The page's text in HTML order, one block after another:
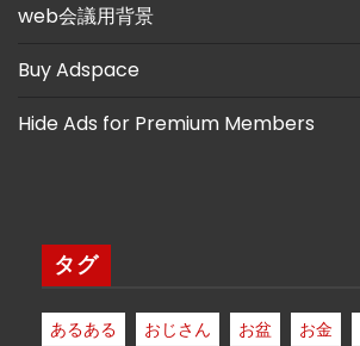
web会議用背景
Buy Adspace
Hide Ads for Premium Members
タグ
あるある おじさん お盆 お金